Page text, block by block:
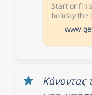
Start or
holiday the
great
from
center of
reach the
Κάνοντας